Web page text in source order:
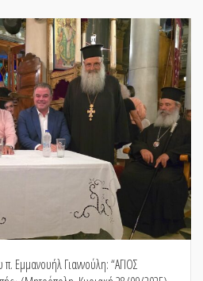
Εμμανουήλ Γιαννούλη: “ΑΓΙΟΣ